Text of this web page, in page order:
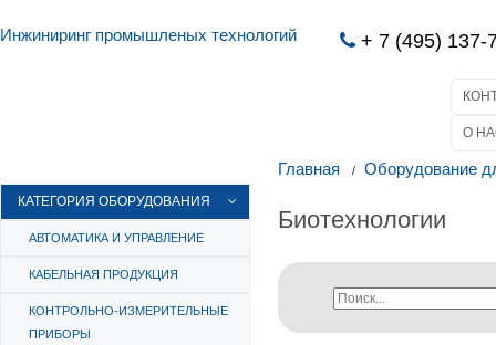
Инжиниринг промышленых технологий + 7 (495) 137-
О
КАТЕГОРИЯ ОБОРУДОВАНИЯ
АВТОМАТИКА И УПРАВЛЕНИЕ
КАБЕЛЬНАЯ ПРОДУКЦИЯ
КОНТРОЛЬНО-ИЗМЕРИТЕЛЬНЫЕ
ПРИБОРЫ
Главная Оборудование
Биотехнологии